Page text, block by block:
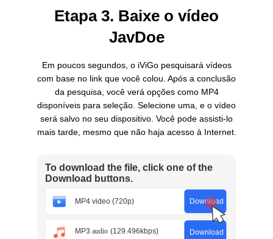
Etapa 3. Baixe o vídeo
JavDoe
Em poucos segundos, o iViGo pesquisará vídeos
com base no link que você colou. Após a conclusão
da pesquisa, você verá opções como MP4
disponíveis para seleção. Selecione uma, e o vídeo
será salvo no seu dispositivo. Você pode assisti-lo
mais tarde, mesmo que não haja acesso à Internet.